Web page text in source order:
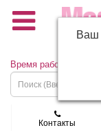
Время работы: Пн -
Контакты
Ваш